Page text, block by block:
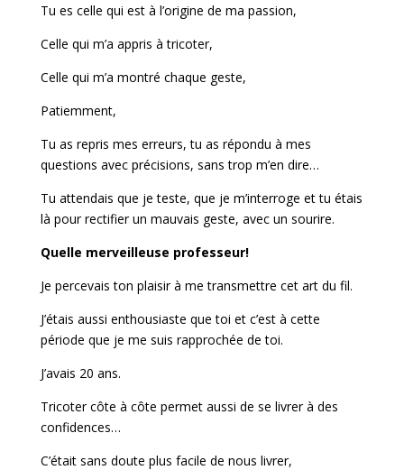
Tu es celle qui est à l’origine de ma passion,
Celle qui m’a appris à tricoter,
Celle qui m’a montré chaque geste,
Patiemment,
Tu as repris mes erreurs, tu as répondu à mes
questions avec précisions, sans trop m’en dire…
Tu attendais que je teste, que je m’interroge et tu étais
là pour rectifier un mauvais geste, avec un sourire.
Quelle merveilleuse professeur!
Je percevais ton plaisir à me transmettre cet art du fil.
J’étais aussi enthousiaste que toi et c’est à cette
période que je me suis rapprochée de toi.
J’avais 20 ans.
Tricoter côte à côte permet aussi de se livrer à des
confidences…
C’était sans doute plus facile de nous livrer,